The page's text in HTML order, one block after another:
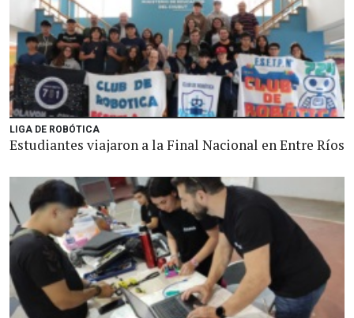
LIGA DE ROBÓTICA
Estudiantes viajaron a la Final Nacional en Entre Ríos